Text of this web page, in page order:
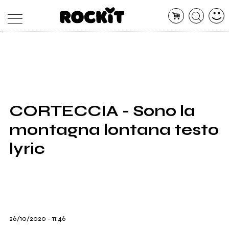
SHOP
RADIO
CORTECCIA - Sono la
montagna lontana testo
lyric
26/10/2020 - 11:46